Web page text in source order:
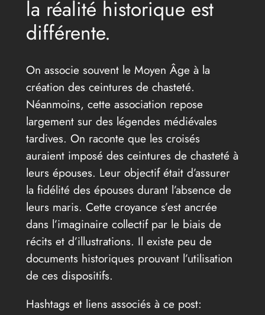
la réalité historique est
différente.
On associe souvent le Moyen Âge à la
création des ceintures de chasteté.
Néanmoins, cette association repose
largement sur des légendes médiévales
tardives. On raconte que les croisés
auraient imposé des ceintures de chasteté à
leurs épouses. Leur objectif était d’assurer
la fidélité des épouses durant l’absence de
leurs maris. Cette croyance s’est ancrée
dans l’imaginaire collectif par le biais de
récits et d’illustrations. Il existe peu de
documents historiques prouvant l’utilisation
de ces dispositifs.
Hashtags et liens associés à ce post: